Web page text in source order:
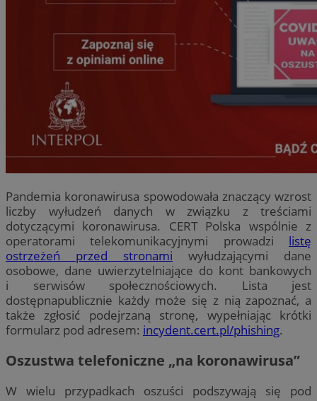
Pandemia koronawirusa spowodowała znaczący wzrost
liczby wyłudzeń danych w związku z treściami
dotyczącymi koronawirusa. CERT Polska wspólnie z
operatorami telekomunikacyjnymi prowadzi listę
ostrzeżeń przed stronami wyłudzającymi dane
osobowe, dane uwierzytelniające do kont bankowych
i serwisów społecznościowych. Lista jest
dostępnapublicznie każdy może się z nią zapoznać, a
także zgłosić podejrzaną stronę, wypełniając krótki
formularz pod adresem: incydent.cert.pl/phishing.
Oszustwa telefoniczne „na koronawirusa”
W wielu przypadkach oszuści podszywają się pod